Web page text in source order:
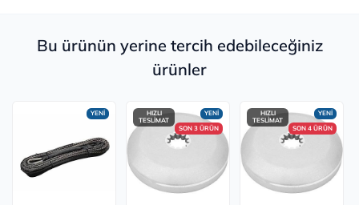
Bu ürünün yerine tercih edebileceğiniz
ürünler
YENİ
YENİ
SON 3 ÜRÜN
HIZLI
TESLİMAT
YENİ
SON 4 ÜRÜN
HIZLI
TESLİMAT